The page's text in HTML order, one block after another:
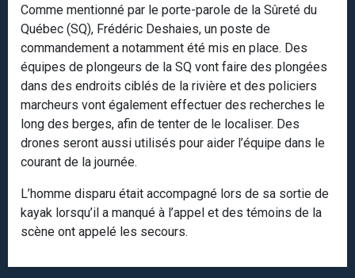
Comme mentionné par le porte-parole de la Sûreté du
Québec (SQ), Frédéric Deshaies, un poste de
commandement a notamment été mis en place. Des
équipes de plongeurs de la SQ vont faire des plongées
dans des endroits ciblés de la rivière et des policiers
marcheurs vont également effectuer des recherches le
long des berges, afin de tenter de le localiser. Des
drones seront aussi utilisés pour aider l’équipe dans le
courant de la journée.
L’homme disparu était accompagné lors de sa sortie de
kayak lorsqu’il a manqué à l’appel et des témoins de la
scène ont appelé les secours.